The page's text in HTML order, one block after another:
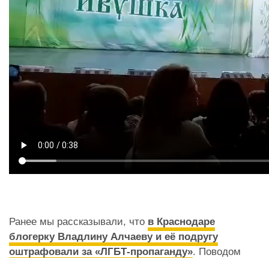
Ранее мы рассказывали, что в Краснодаре
блогерку Владлину Алчаеву и её подругу
оштрафовали за «ЛГБТ-пропаганду». Поводом